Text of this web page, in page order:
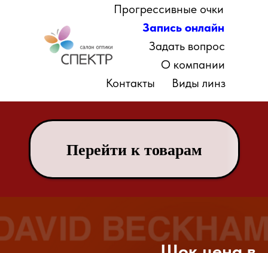
Прогрессивные очки
Виды линз
О компании
Запись онлайн
Задать вопрос
Контакты
Перейти к товарам